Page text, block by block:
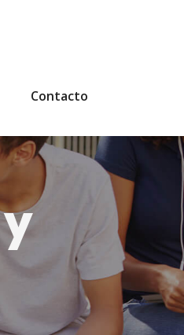
Contacto